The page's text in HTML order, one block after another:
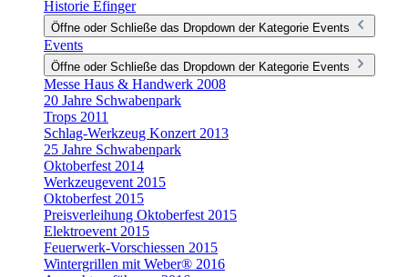
Historie Efinger
Öffne oder Schließe das Dropdown der Kategorie Events
Events
Öffne oder Schließe das Dropdown der Kategorie Events
Messe Haus & Handwerk 2008
20 Jahre Schwabenpark
Trops 2011
Schlag-Werkzeug Konzert 2013
25 Jahre Schwabenpark
Oktoberfest 2014
Werkzeugevent 2015
Oktoberfest 2015
Preisverleihung Oktoberfest 2015
Elektroevent 2015
Feuerwerk-Vorschiessen 2015
Wintergrillen mit Weber® 2016